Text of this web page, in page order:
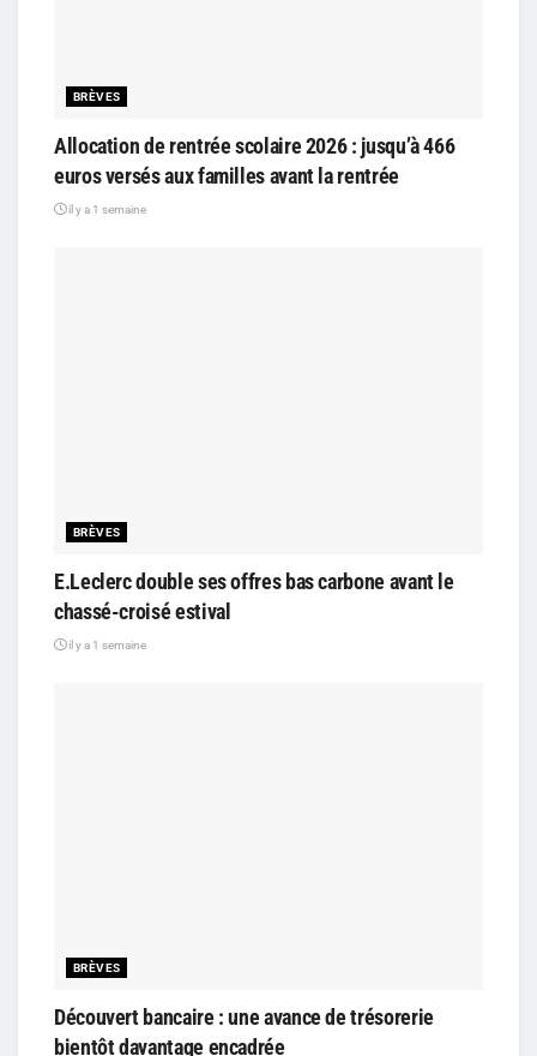
BRÈVES
Allocation de rentrée scolaire 2026 : jusqu’à 466
euros versés aux familles avant la rentrée
il y a 1 semaine
BRÈVES
E.Leclerc double ses offres bas carbone avant le
chassé-croisé estival
il y a 1 semaine
BRÈVES
Découvert bancaire : une avance de trésorerie
bientôt davantage encadrée